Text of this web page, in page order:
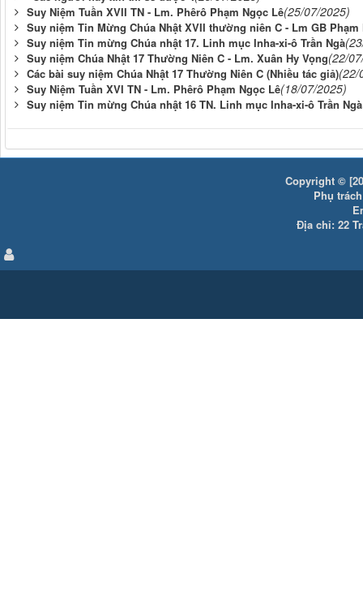
Suy Niệm Tuần XVII TN - Lm. Phêrô Phạm Ngọc Lê(25/07/2025)
Suy niệm Tin Mừng Chúa Nhật XVII thường niên C - Lm GB Phạm
Suy niệm Tin mừng Chúa nhật 17. Linh mục Inha-xi-ô Trần Ngà
Suy niệm Chúa Nhật 17 Thường Niên C - Lm. Xuân Hy Vọng(22/
Các bài suy niệm Chúa Nhật 17 Thường Niên C (Nhiều tác giả)(22/
Suy Niệm Tuần XVI TN - Lm. Phêrô Phạm Ngọc Lê(18/07/2025)
Suy niệm Tin mừng Chúa nhật 16 TN. Linh mục Inha-xi-ô Trần Ngà
Copyright ©
Phụ
Địa chỉ: 22